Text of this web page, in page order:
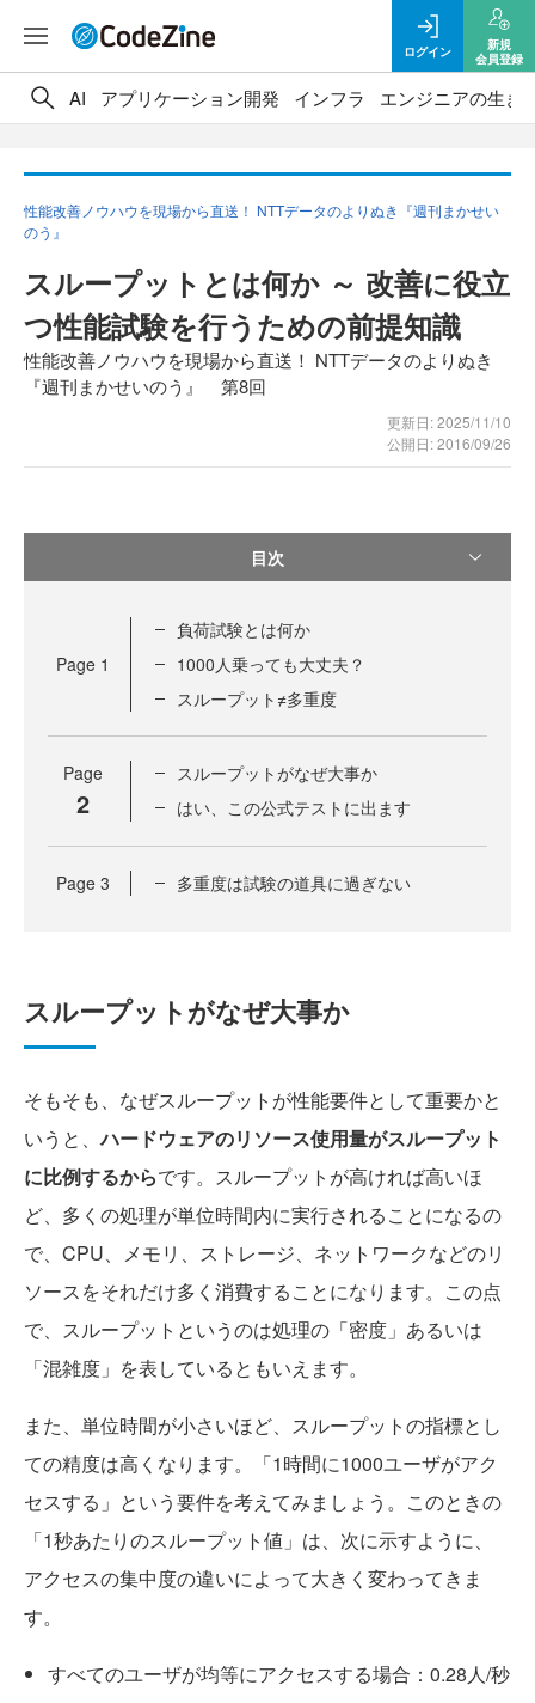
ログイン
新規
会員登録
AI アプリケーション開発 インフラ エンジニアの生き
性能改善ノウハウを現場から直送！ NTTデータのよりぬき『週刊まかせい
のう』
スループットとは何か ～ 改善に役立
つ性能試験を行うための前提知識
性能改善ノウハウを現場から直送！ NTTデータのよりぬき
『週刊まかせいのう』 第8回
更新日: 2025/11/10
公開日: 2016/09/26
目次
Page 1
負荷試験とは何か
1000人乗っても大丈夫？
スループット≠多重度
Page
2
スループットがなぜ大事か
はい、この公式テストに出ます
Page 3 多重度は試験の道具に過ぎない
スループットがなぜ大事か
そもそも、なぜスループットが性能要件として重要かと
いうと、ハードウェアのリソース使用量がスループット
に比例するからです。スループットが高ければ高いほ
ど、多くの処理が単位時間内に実行されることになるの
で、CPU、メモリ、ストレージ、ネットワークなどのリ
ソースをそれだけ多く消費することになります。この点
で、スループットというのは処理の「密度」あるいは
「混雑度」を表しているともいえます。
また、単位時間が小さいほど、スループットの指標とし
ての精度は高くなります。「1時間に1000ユーザがアク
セスする」という要件を考えてみましょう。このときの
「1秒あたりのスループット値」は、次に示すように、
アクセスの集中度の違いによって大きく変わってきま
す。
すべてのユーザが均等にアクセスする場合：0.28人/秒